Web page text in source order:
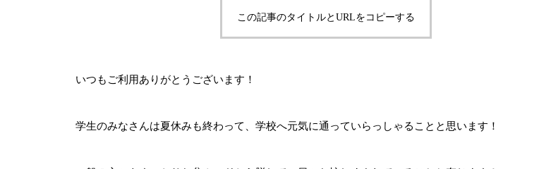
この記事のタイトルとURLをコピーする
いつもご利用ありがとうございます！
学生のみなさんは夏休みも終わって、学校へ元気に通っていらっしゃることと思います！